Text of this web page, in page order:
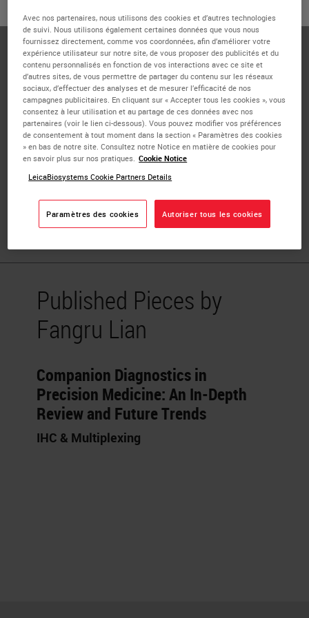
Leica Biosystems
Dr. Lian has over 20 years of experience in
dermatopathology, anatomic and clinical pathology in
both academic and diagnostic industry. She is focused on
companion diagnostics, digital pathology, and
multiplexing development and how those new and
disruptive technologies can be leveraged to provide real
life benefits in the healthcare and improve lives.
and poster presentations. She is an active member of the
Digital Pathology Society and fellow of the College of
American Pathologists.
Published Pieces by
Fangru Lian
Companion Diagnostics in
Precision Medicine: An In-Depth
Review and Future Trends
IHC & Multiplexing
Avec nos partenaires, nous utilisons des cookies et d’autres technologies
de suivi. Nous utilisons également certaines données que vous nous
fournissez directement, comme vos coordonnées, afin d’améliorer votre
expérience utilisateur sur notre site, de vous proposer des publicités et du
contenu personnalisés en fonction de vos interactions avec ce site et
d’autres sites, de vous permettre de partager du contenu sur les réseaux
sociaux, d’effectuer des analyses et de mesurer l’efficacité de nos
campagnes publicitaires. En cliquant sur « Accepter tous les cookies », vous
consentez à leur utilisation et au partage de ces données avec nos
partenaires (voir le lien ci-dessous). Vous pouvez modifier vos préférences
de consentement à tout moment dans la section « Paramètres des cookies
» en bas de notre site. Consultez notre Notice en matière de cookies pour
en savoir plus sur nos pratiques. Cookie Notice
LeicaBiosystems Cookie Partners Details
Paramètres des cookies Autoriser tous les cookies